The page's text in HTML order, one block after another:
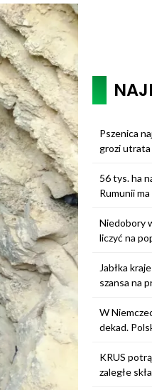
Pszenica
grozi utrata
56 tys. ha
Rumunii
Niedobory
liczyć na
Jabłka
szansa na
W
dekad.
KRUS
zaległe